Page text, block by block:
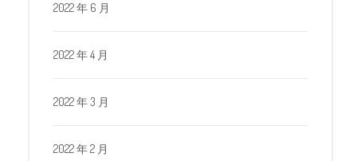
2022 年 6 月
2022 年 4 月
2022 年 3 月
2022 年 2 月